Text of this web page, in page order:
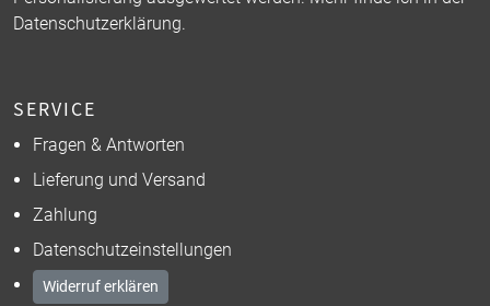
Datenschutzerklärung.
SERVICE
Fragen & Antworten
Lieferung und Versand
Zahlung
Datenschutzeinstellungen
Widerruf erklären